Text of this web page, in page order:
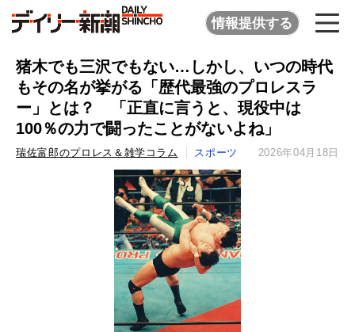
情報提供する
猪木でも三沢でもない…しかし、いつの時代
もその名が挙がる「歴代最強のプロレスラ
ー」とは？ 「正直に言うと、現役中は
100％の力で闘ったことがないよね」
瑞佐富郎のプロレス＆雑学コラム スポーツ 2026年04月18日